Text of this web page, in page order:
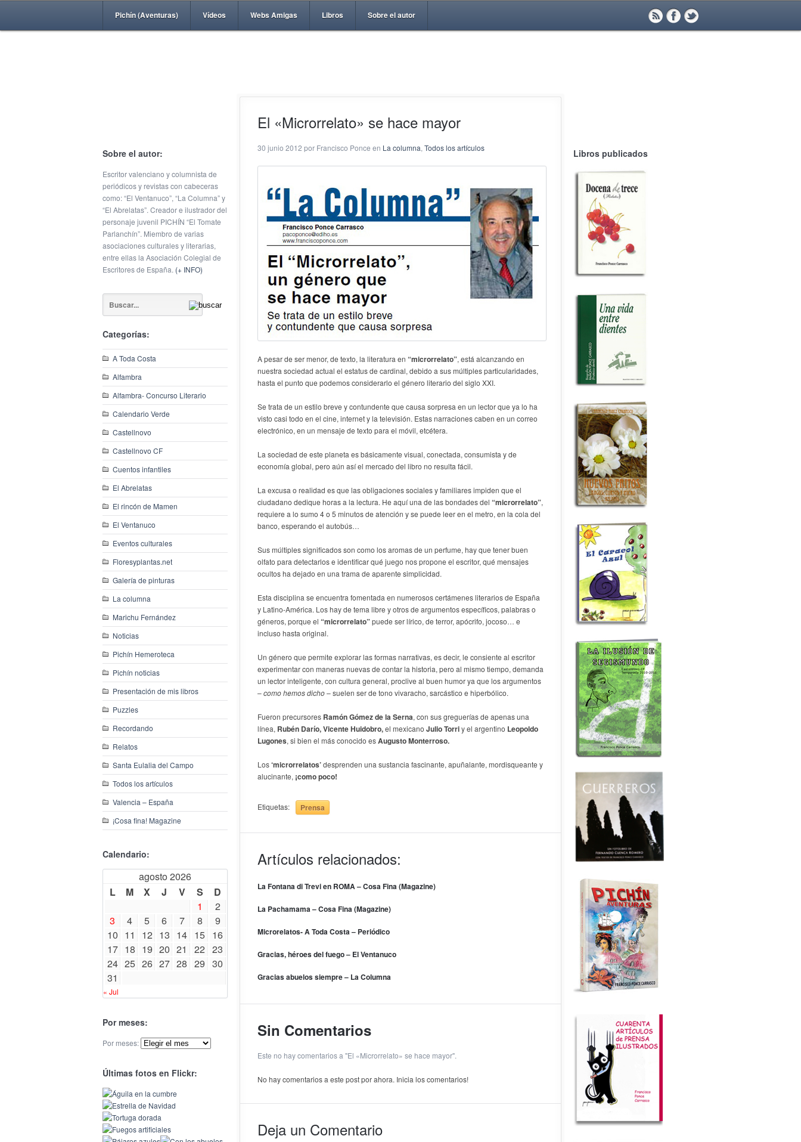
Pichín (Aventuras) Vídeos Webs Amigas Libros Sobre el autor
Sobre el autor:
Escritor valenciano y columnista de
periódicos y revistas con cabeceras
como: “El Ventanuco”, “La Columna” y
“El Abrelatas”. Creador e ilustrador del
personaje juvenil PICHÍN “El Tomate
Parlanchín”. Miembro de varias
asociaciones culturales y literarias,
entre ellas la Asociación Colegial de
Escritores de España. (+ INFO)
Categorías:
A Toda Costa
Alfambra
Alfambra- Concurso Literario
Calendario Verde
Castellnovo
Castellnovo CF
Cuentos infantiles
El Abrelatas
El rincón de Mamen
El Ventanuco
Eventos culturales
Floresyplantas.net
Galería de pinturas
La columna
Marichu Fernández
Noticias
Pichín Hemeroteca
Pichín noticias
Presentación de mis libros
Puzzles
Recordando
Relatos
Santa Eulalia del Campo
Todos los artículos
Valencia – España
¡Cosa fina! Magazine
Calendario:
agosto 2026
L
M X J V S
D
1
2
3
4 5 6 7 8
9
10 11 12 13 14 15 16
17 18 19 20 21 22 23
24 25 26 27 28 29 30
31
« Jul
Por meses:
Por meses:
Últimas fotos en Flickr:
Libros publicados
El «Microrrelato» se hace mayor
30 junio 2012 por Francisco Ponce en La columna, Todos los artículos
A pesar de ser menor, de texto, la literatura en “microrrelato”, está alcanzando en
nuestra sociedad actual el estatus de cardinal, debido a sus múltiples particularidades,
hasta el punto que podemos considerarlo el género literario del siglo XXI.
Se trata de un estilo breve y contundente que causa sorpresa en un lector que ya lo ha
visto casi todo en el cine, internet y la televisión. Estas narraciones caben en un correo
electrónico, en un mensaje de texto para el móvil, etcétera.
La sociedad de este planeta es básicamente visual, conectada, consumista y de
economía global, pero aún así el mercado del libro no resulta fácil.
La excusa o realidad es que las obligaciones sociales y familiares impiden que el
ciudadano dedique horas a la lectura. He aquí una de las bondades del “microrrelato”,
requiere a lo sumo 4 o 5 minutos de atención y se puede leer en el metro, en la cola del
banco, esperando el autobús…
Sus múltiples significados son como los aromas de un perfume, hay que tener buen
olfato para detectarlos e identificar qué juego nos propone el escritor, qué mensajes
ocultos ha dejado en una trama de aparente simplicidad.
Esta disciplina se encuentra fomentada en numerosos certámenes literarios de España
y Latino-América. Los hay de tema libre y otros de argumentos específicos, palabras o
géneros, porque el “microrrelato”puede ser lírico, de terror, apócrifo, jocoso… e
incluso hasta original.
Un género que permite explorar las formas narrativas, es decir, le consiente al escritor
experimentar con maneras nuevas de contar la historia, pero al mismo tiempo, demanda
un lector inteligente, con cultura general, proclive al buen humor ya que los argumentos
–como hemos dicho– suelen ser de tono vivaracho, sarcástico e hiperbólico.
Fueron precursores Ramón Gómez de la Serna, con sus greguerías de apenas una
línea, Rubén Darío, Vicente Huidobro,el mexicano Julio Torriy el argentino Leopoldo
Lugones, si bien el más conocido esAugusto Monterroso.
Los‘microrrelatos’desprenden una sustancia fascinante, apuñalante, mordisqueante y
alucinante, ¡como poco!
Etiquetas: Prensa
Artículos relacionados:
La Fontana di Trevi en ROMA – Cosa Fina (Magazine)
La Pachamama – Cosa Fina (Magazine)
Microrelatos- A Toda Costa – Periódico
Gracias, héroes del fuego – El Ventanuco
Gracias abuelos siempre – La Columna
Sin Comentarios
Este no hay comentarios a "El «Microrrelato» se hace mayor".
No hay comentarios a este post por ahora. Inicia los comentarios!
Deja un Comentario